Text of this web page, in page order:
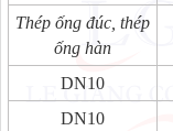
Thép ống đúc, thép
ống hàn
DN10
DN10